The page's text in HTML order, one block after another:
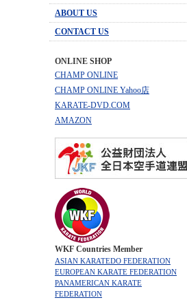
ABOUT US
CONTACT US
ONLINE SHOP
CHAMP ONLINE
CHAMP ONLINE Yahoo店
KARATE-DVD.COM
AMAZON
WKF Countries Member
ASIAN KARATEDO FEDERATION
EUROPEAN KARATE FEDERATION
PANAMERICAN KARATE
FEDERATION